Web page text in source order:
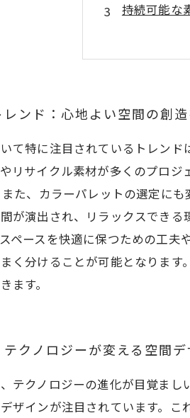
持続可能な
ライフス
プライベー
内装工事で
ンド：心地よい空間の創
て特に注目されているトレン
リサイクル素材が多くのプロ
た、カラーパレットの選定に
が演出され、リラックスでき
ペースを快適に保つための工
く分けることが可能となりま
ます。
クノロジーが変える空間デ
テクノロジーの進化が目覚ま
ザインが注目されています。